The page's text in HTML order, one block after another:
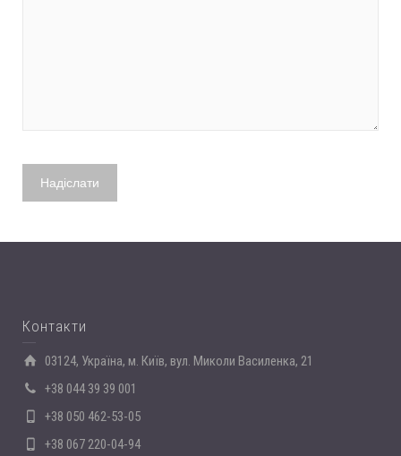
Контакти
03124, Україна, м. Київ, вул. Миколи Василенка, 21
+38 044 39 39 001
+38 050 462-53-05
+38 067 220-04-94